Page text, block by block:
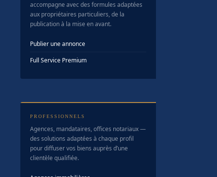
accompagne avec des formules adaptées
aux propriétaires particuliers, de la
publication à la mise en avant.
Publier une annonce
Full Service Premium
PROFESSIONNELS
Agences, mandataires, offices notariaux —
des solutions adaptées à chaque profil
pour diffuser vos biens auprès d’une
clientèle qualifiée.